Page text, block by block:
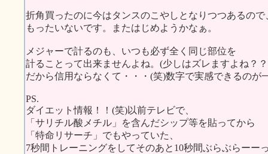
折角買ったのに今はタンスのこやしとなりつつあるので
もったいないです。またはじめようかなぁ。
メジャーで計るのも、いつも必ず全く同じ部位を
計ることって出来ませんよね。(少しはズレますよね？
だから信用ならなくて・・・(笑)数字で実感できるのが
PS.
ダイエット情報！！(笑)以前テレビで、
「サリチル酸メチル」を含んだシップ等を貼ってから
「特命リサーチ」でもやっていた、
7秒間トレーニングをしてそのあと10秒間ぶらぶらーー